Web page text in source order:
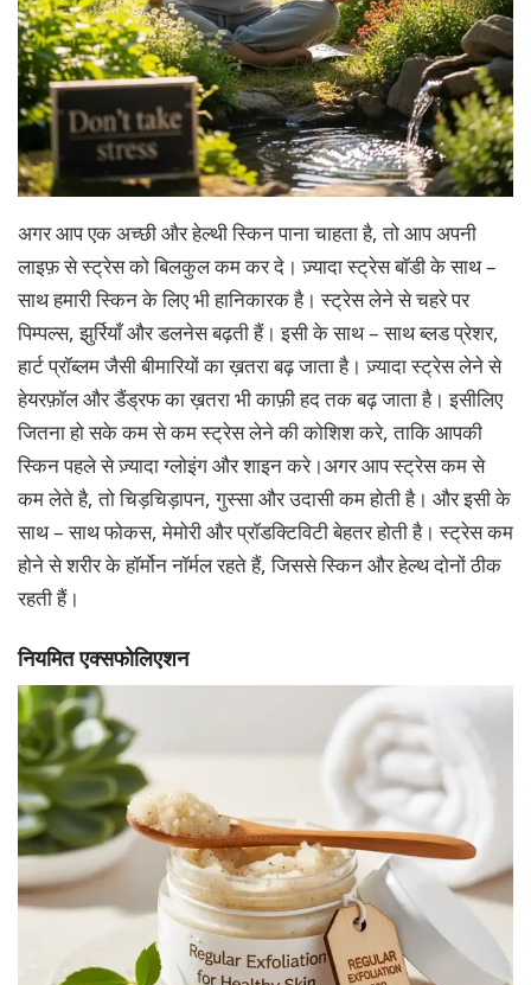
अगर आप एक अच्छी और हेल्थी स्किन पाना चाहता है, तो आप अपनी
लाइफ़ से स्ट्रेस को बिलकुल कम कर दे। ज़्यादा स्ट्रेस बॉडी के साथ –
साथ हमारी स्किन के लिए भी हानिकारक है। स्ट्रेस लेने से चहरे पर
पिम्पल्स, झुर्रियाँ और डलनेस बढ़ती हैं। इसी के साथ – साथ ब्लड प्रेशर,
हार्ट प्रॉब्लम जैसी बीमारियों का ख़तरा बढ़ जाता है। ज़्यादा स्ट्रेस लेने से
हेयरफ़ॉल और डैंड्रफ का ख़तरा भी काफ़ी हद तक बढ़ जाता है। इसीलिए
जितना हो सके कम से कम स्ट्रेस लेने की कोशिश करे, ताकि आपकी
स्किन पहले से ज़्यादा ग्लोइंग और शाइन करे।अगर आप स्ट्रेस कम से
कम लेते है, तो चिड़चिड़ापन, गुस्सा और उदासी कम होती है। और इसी के
साथ – साथ फोकस, मेमोरी और प्रॉडक्टिविटी बेहतर होती है। स्ट्रेस कम
होने से शरीर के हॉर्मोन नॉर्मल रहते हैं, जिससे स्किन और हेल्थ दोनों ठीक
रहती हैं।
नियमित एक्सफोलिएशन